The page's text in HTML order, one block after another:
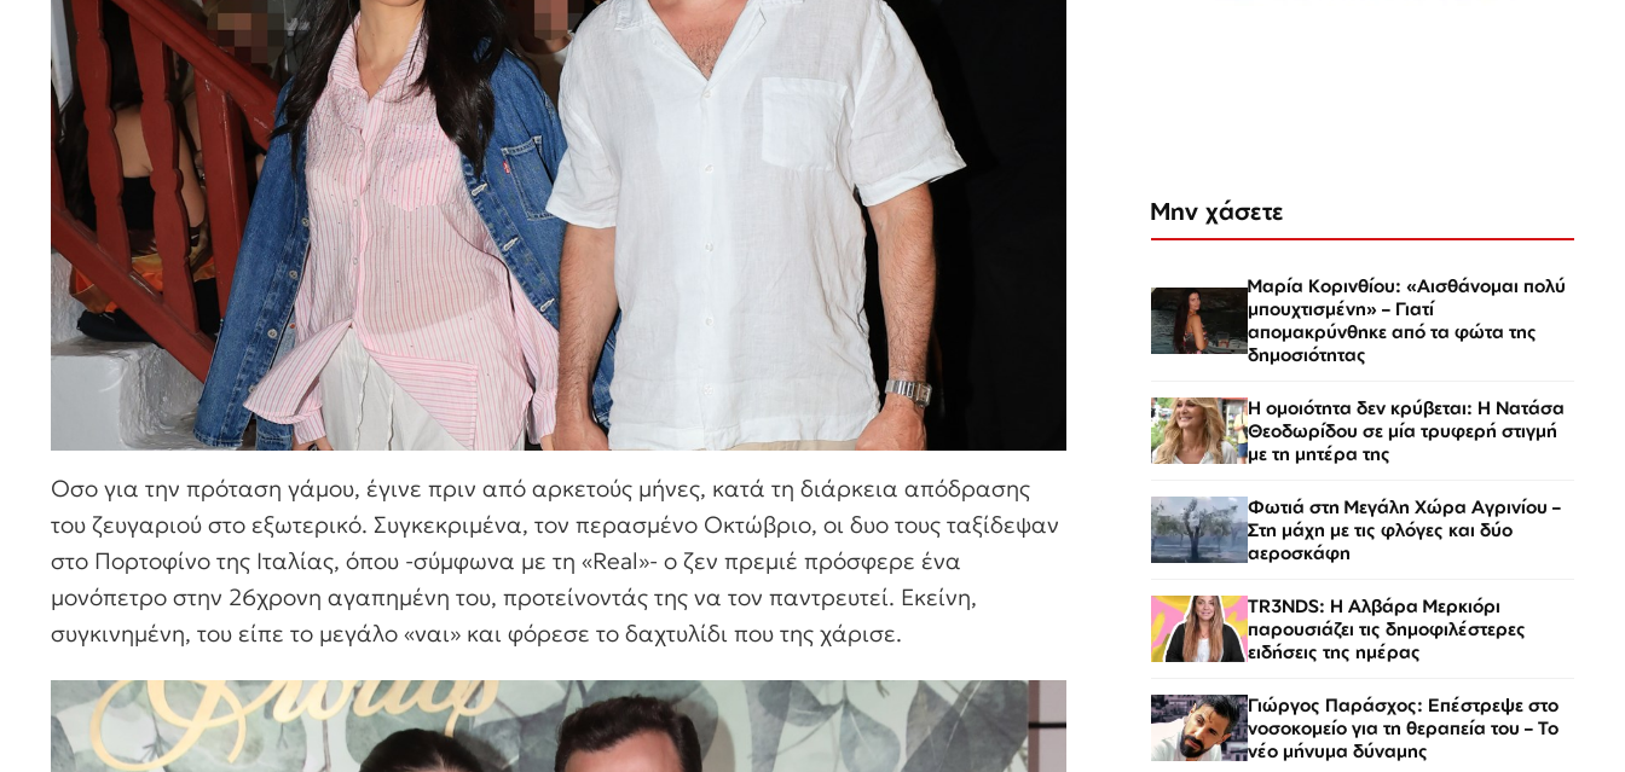
Οσο για την πρόταση γάμου, έγινε πριν από αρκετούς μήνες, κατά τη διάρκεια απόδρασης
του ζευγαριού στο εξωτερικό. Συγκεκριμένα, τον περασμένο Οκτώβριο, οι δυο τους ταξίδεψαν
στο Πορτοφίνο της Ιταλίας, όπου -σύμφωνα με τη «Real»- ο ζεν πρεμιέ πρόσφερε ένα
μονόπετρο στην 26χρονη αγαπημένη του, προτείνοντάς της να τον παντρευτεί. Εκείνη,
συγκινημένη, του είπε το μεγάλο «ναι» και φόρεσε το δαχτυλίδι που της χάρισε.
Μην χάσετε
Μαρία Κορινθίου: «Αισθάνομαι πολύ
μπουχτισμένη» – Γιατί
απομακρύνθηκε από τα φώτα της
δημοσιότητας
Η ομοιότητα δεν κρύβεται: Η Νατάσα
Θεοδωρίδου σε μία τρυφερή στιγμή
με τη μητέρα της
Φωτιά στη Μεγάλη Χώρα Αγρινίου –
Στη μάχη με τις φλόγες και δύο
αεροσκάφη
TR3NDS: Η Αλβάρα Μερκιόρι
παρουσιάζει τις δημοφιλέστερες
ειδήσεις της ημέρας
Γιώργος Παράσχος: Επέστρεψε στο
νοσοκομείο για τη θεραπεία του – Το
νέο μήνυμα δύναμης